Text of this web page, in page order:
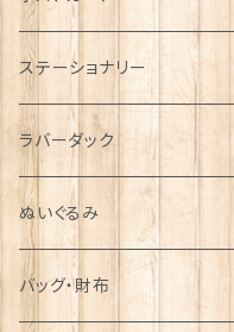
運動＆人物
シンボル
ステーショナリー
ラバーダック
ぬいぐるみ
バッグ・財布